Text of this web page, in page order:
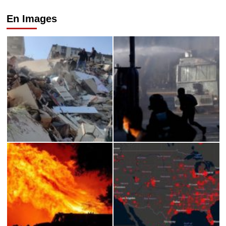
En Images